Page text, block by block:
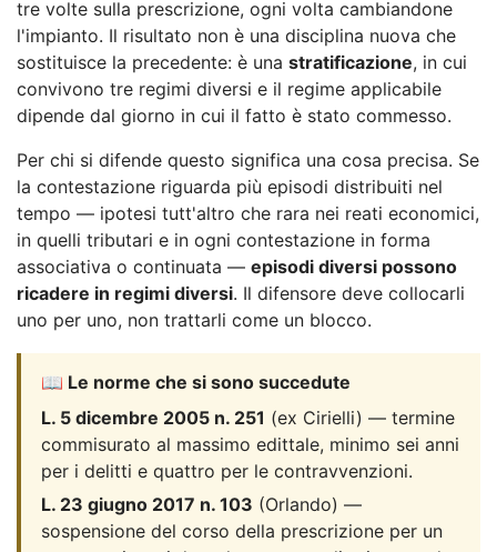
tre volte sulla prescrizione, ogni volta cambiandone
l'impianto. Il risultato non è una disciplina nuova che
sostituisce la precedente: è una stratificazione, in cui
convivono tre regimi diversi e il regime applicabile
dipende dal giorno in cui il fatto è stato commesso.
Per chi si difende questo significa una cosa precisa. Se
la contestazione riguarda più episodi distribuiti nel
tempo — ipotesi tutt'altro che rara nei reati economici,
in quelli tributari e in ogni contestazione in forma
associativa o continuata — episodi diversi possono
ricadere in regimi diversi. Il difensore deve collocarli
uno per uno, non trattarli come un blocco.
📖 Le norme che si sono succedute
L. 5 dicembre 2005 n. 251 (ex Cirielli) — termine
commisurato al massimo edittale, minimo sei anni
per i delitti e quattro per le contravvenzioni.
L. 23 giugno 2017 n. 103 (Orlando) —
sospensione del corso della prescrizione per un